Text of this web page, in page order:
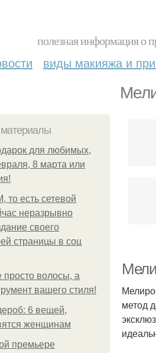
полезная информация о
виды макияжа и
для любимых,
8 марта или
то есть сетевой
неразрывно
своего
страницы в соц
просто волосы, а
вашего стиля!
6 вещей,
женщинам
премьере
метод